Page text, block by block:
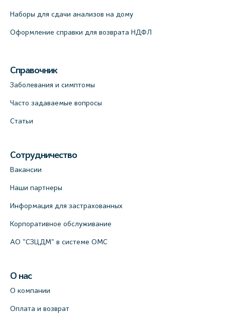
Наборы для сдачи анализов на дому
Оформление справки для возврата НДФЛ
Справочник
Заболевания и симптомы
Часто задаваемые вопросы
Статьи
Сотрудничество
Вакансии
Наши партнеры
Информация для застрахованных
Корпоративное обслуживание
АО "СЗЦДМ" в системе ОМС
О нас
О компании
Оплата и возврат